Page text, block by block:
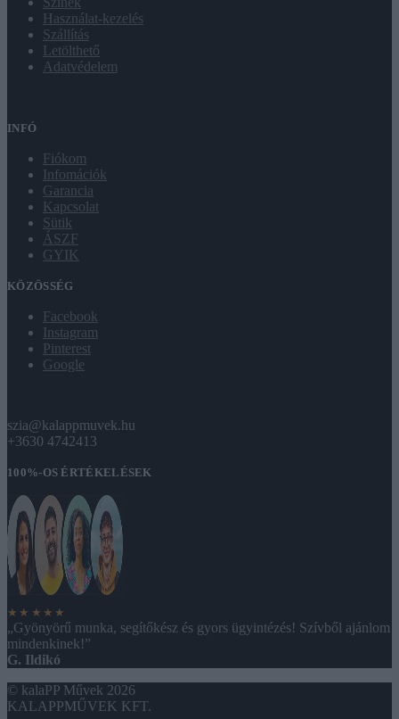
Használat-kezelés
Szállítás
Letölthető
Adatvédelem
INFÓ
Fiókom
Infomációk
Garancia
Kapcsolat
Sütik
ÁSZF
GYIK
KÖZÖSSÉG
Facebook
Instagram
Pinterest
Google
szia@kalappmuvek.hu
+3630 4742413
100%-OS ÉRTÉKELÉSEK
★★★★★
„Gyönyörű munka, segítőkész és gyors ügyintézés! Szívből ajánlom
mindenkinek!”
G. Ildikó
© kalaPP Művek 2026
KALAPPMŰVEK KFT.